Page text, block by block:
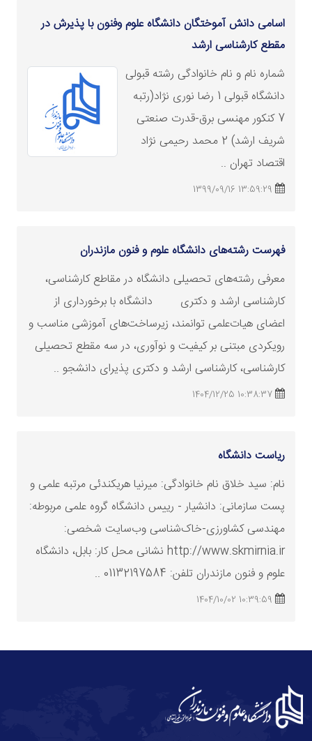
اسامی دانش آموختگان دانشگاه علوم وفنون با پذیرش در
مقطع کارشناسی ارشد
شماره نام و نام خانوادگی رشته قبولی
دانشگاه قبولی 1 رضا نوری نژاد(رتبه
7 کنکور مهنسی برق-قدرت صنعتی
شریف ارشد) 2 محمد رحیمی نژاد
اقتصاد تهران ..
13:59:29 1399/09/16
فهرست رشته‌های دانشگاه علوم و فنون مازندران
معرفی رشته‌های تحصیلی دانشگاه در مقاطع کارشناسی،
کارشناسی ارشد و دکتری دانشگاه با برخورداری از
اعضای هیات‌علمی توانمند، زیرساخت‌های آموزشی مناسب و
رویکردی مبتنی بر کیفیت و نوآوری، در سه مقطع تحصیلی
کارشناسی، کارشناسی ارشد و دکتری پذیرای دانشجو ..
10:38:37 1404/12/25
ریاست دانشگاه
نام: سید خلاق نام خانوادگی: میرنیا هریکندئی مرتبه علمی و
پست سازمانی: دانشیار - رییس دانشگاه گروه علمی مربوطه:
مهندسی کشاورزی-خاک‌شناسی وب‌سایت شخصی:
http://www.skmirnia.ir نشانی محل کار: بابل، دانشگاه
علوم و فنون مازندران تلفن: 01132197584 ..
10:39:59 1404/10/02